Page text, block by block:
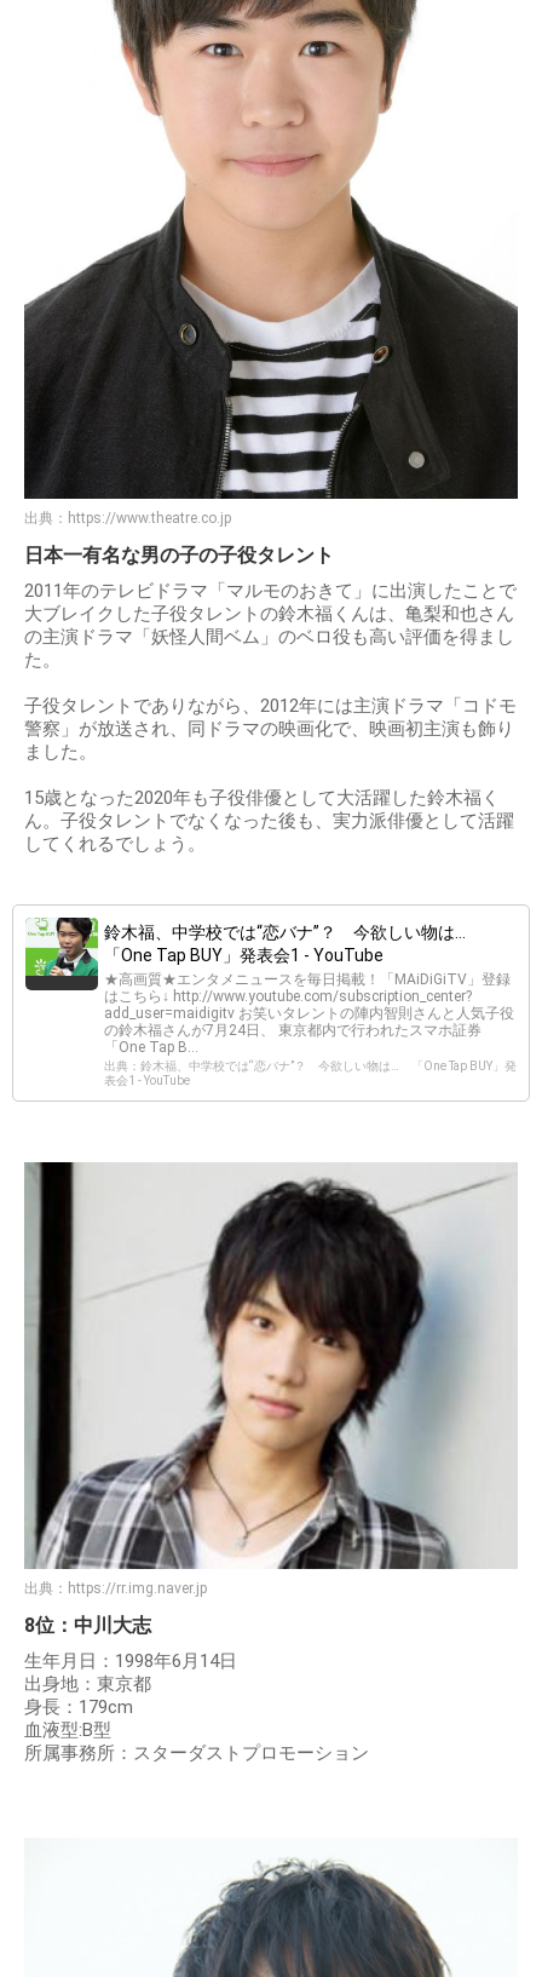
出典： https://www.theatre.co.jp
日本一有名な男の子の子役タレント
2011年のテレビドラマ「マルモのおきて」に出演したことで
大ブレイクした子役タレントの鈴木福くんは、亀梨和也さん
の主演ドラマ「妖怪人間ベム」のベロ役も高い評価を得まし
た。
子役タレントでありながら、2012年には主演ドラマ「コドモ
警察」が放送され、同ドラマの映画化で、映画初主演も飾り
ました。
15歳となった2020年も子役俳優として大活躍した鈴木福く
ん。子役タレントでなくなった後も、実力派俳優として活躍
してくれるでしょう。
鈴木福、中学校では“恋バナ”？ 今欲しい物は…
「One Tap BUY」発表会1 - YouTube
★高画質★エンタメニュースを毎日掲載！「MAiDiGiTV」登録
はこちら↓ http://www.youtube.com/subscription_center?
add_user=maidigitv お笑いタレントの陣内智則さんと人気子役
の鈴木福さんが7月24日、 東京都内で行われたスマホ証券
「One Tap B...
出典：鈴木福、中学校では“恋バナ”？ 今欲しい物は… 「One Tap BUY」発
表会1 - YouTube
出典： https://rr.img.naver.jp
8位：中川大志
生年月日：1998年6月14日
出身地：東京都
身長：179cm
血液型:B型
所属事務所：スターダストプロモーション